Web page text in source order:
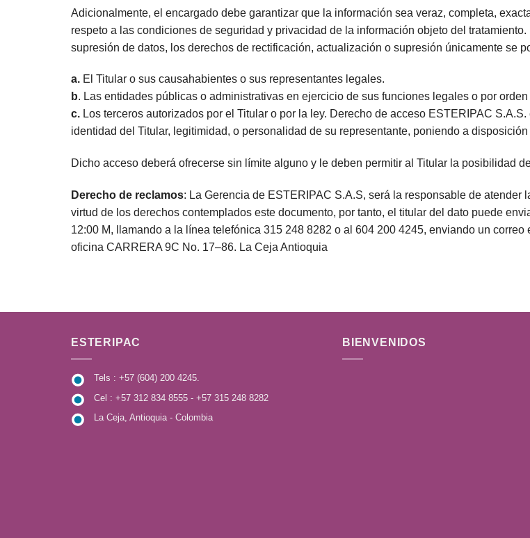
Adicionalmente, el encargado debe garantizar que la información sea veraz, completa,
respeto a las condiciones de seguridad y privacidad de la información objeto del
supresión de datos, los derechos de rectificación, actualización o supresión únicamente se
a. El Titular o sus causahabientes o sus representantes legales.
b. Las entidades públicas o administrativas en ejercicio de sus funciones legales o por
c. Los terceros autorizados por el Titular o por la ley. Derecho de acceso ESTERIPAC
identidad del Titular, legitimidad, o personalidad de su representante, poniendo a
Dicho acceso deberá ofrecerse sin límite alguno y le deben permitir al Titular la posibilidad
Derecho de reclamos: La Gerencia de ESTERIPAC S.A.S, será la responsable de
virtud de los derechos contemplados este documento, por tanto, el titular del dato puede
12:00 M, llamando a la línea telefónica 315 248 8282 o al 604 200 4245, enviando un
oficina CARRERA 9C No. 17–86. La Ceja Antioquia
ESTERIPAC
Tels : +57 (604) 200 4245.
Cel : +57 312 834 8555 - +57 315 248 8282
La Ceja, Antioquia - Colombia
BIENVENIDOS